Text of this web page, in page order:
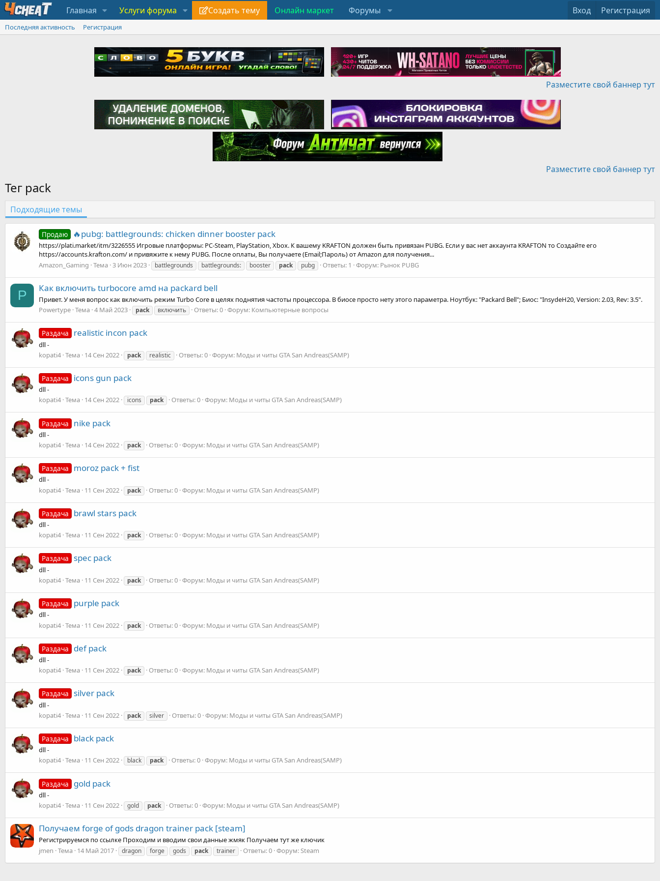
Главная Услуги форума Создать тему Онлайн маркет Форумы Вход Регистрация
Последняя активность Регистрация
Разместите свой баннер тут
Разместите свой баннер тут
Тег pack
Подходящие темы
Продаю 🔥pubg: battlegrounds: chicken dinner booster pack
https://plati.market/itm/3226555 Игровые платформы: PC-Steam, PlayStation, Xbox. К вашему KRAFTON должен быть привязан PUBG. Если у вас нет аккаунта KRAFTON то Создайте его
https://accounts.krafton.com/ и привяжите к нему PUBG. После оплаты, Вы получаете (Email;Пароль) от Amazon для получения...
Amazon_Gaming Тема 3 Июн 2023 battlegrounds battlegrounds: booster pack pubg Ответы: 1 Форум: Рынок PUBG
P Как включить turbocore amd на packard bell
Привет. У меня вопрос как включить режим Turbo Core в целях поднятия частоты процессора. В биосе просто нету этого параметра. Ноутбук: "Packard Bell"; Биос: "InsydeH20, Version: 2.03, Rev: 3.5".
Powertype Тема 4 Май 2023 pack включить Ответы: 0 Форум: Компьютерные вопросы
Раздача realistic incon pack
dll -
kopati4 Тема 14 Сен 2022 pack realistic Ответы: 0 Форум: Моды и читы GTA San Andreas(SAMP)
Раздача icons gun pack
dll -
kopati4 Тема 14 Сен 2022 icons pack Ответы: 0 Форум: Моды и читы GTA San Andreas(SAMP)
Раздача nike pack
dll -
kopati4 Тема 14 Сен 2022 pack Ответы: 0 Форум: Моды и читы GTA San Andreas(SAMP)
Раздача moroz pack + fist
dll -
kopati4 Тема 11 Сен 2022 pack Ответы: 0 Форум: Моды и читы GTA San Andreas(SAMP)
Раздача brawl stars pack
dll -
kopati4 Тема 11 Сен 2022 pack Ответы: 0 Форум: Моды и читы GTA San Andreas(SAMP)
Раздача spec pack
dll -
kopati4 Тема 11 Сен 2022 pack Ответы: 0 Форум: Моды и читы GTA San Andreas(SAMP)
Раздача purple pack
dll -
kopati4 Тема 11 Сен 2022 pack Ответы: 0 Форум: Моды и читы GTA San Andreas(SAMP)
Раздача def pack
dll -
kopati4 Тема 11 Сен 2022 pack Ответы: 0 Форум: Моды и читы GTA San Andreas(SAMP)
Раздача silver pack
dll -
kopati4 Тема 11 Сен 2022 pack silver Ответы: 0 Форум: Моды и читы GTA San Andreas(SAMP)
Раздача black pack
dll -
kopati4 Тема 11 Сен 2022 black pack Ответы: 0 Форум: Моды и читы GTA San Andreas(SAMP)
Раздача gold pack
dll -
kopati4 Тема 11 Сен 2022 gold pack Ответы: 0 Форум: Моды и читы GTA San Andreas(SAMP)
Получаем forge of gods dragon trainer pack [steam]
Регистрируемся по ссылке Проходим и вводим свои данные жмяк Получаем тут же ключик
jmen Тема 14 Май 2017 dragon forge gods pack trainer Ответы: 0 Форум:Steam